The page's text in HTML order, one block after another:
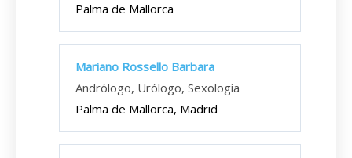
Palma de Mallorca
Mariano Rossello Barbara
Andrólogo, Urólogo, Sexología
Palma de Mallorca, Madrid